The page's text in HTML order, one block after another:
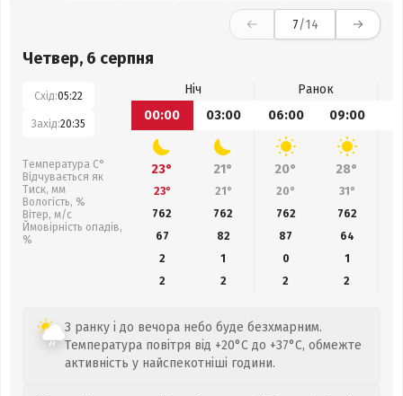
7/14
Четвер, 6 серпня
Схід:05:22
Захід:20:35
Температура С°
Відчувається як
Тиск, мм
Вологість, %
Вітер, м/с
Ймовірність опадів,
%
Ніч
Ранок
00:00
03:00 06:00 09:00
23° 21° 20° 28°
23° 21° 20° 31°
762
762 762 762
67
82 87 64
2
1 0
1
2
2 2 2
З ранку і до вечора небо буде безхмарним.
Температура повітря від +20°C до +37°C, обмежте
активність у найспекотніші години.